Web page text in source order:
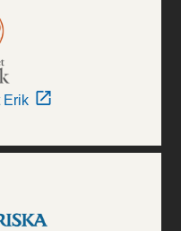
Erik